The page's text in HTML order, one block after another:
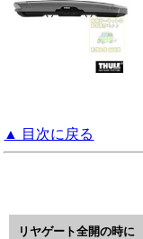
▲ 目次に戻る
リヤゲート全開の時に